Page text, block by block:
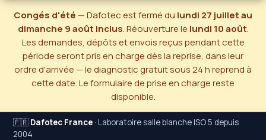
Congés d'été — Dafotec est fermé du lundi 27 juillet au
dimanche 9 août inclus. Réouverture le lundi 10 août.
Les demandes, dépôts et envois reçus pendant cette
période seront pris en charge dès la reprise, dans leur
ordre d'arrivée — le diagnostic gratuit sous 24 h reprend à
cette date. Le formulaire de prise en charge reste
disponible.
🇫🇷Dafotec France · Laboratoire salle blanche ISO 5 depuis
2004